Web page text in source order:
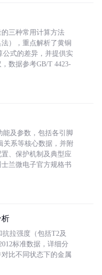
三种常用计算方法
），重点解析了黄铜
公式的差异，并提供实
数据参考GB/T 4423-
能及参数，包括各引脚
关系等核心数据，并附
、保护机制及典型应
兰微电子官方规格书
析
拉强度（包括T2及
标准数据，详细分
比不同状态下的金属